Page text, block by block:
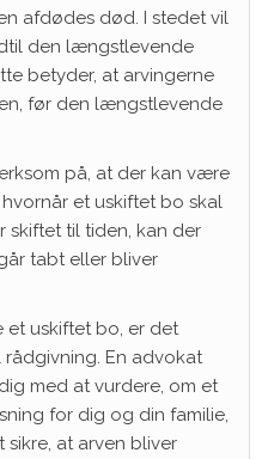
afdødes død. I stedet vil
den længstlevende
betyder, at arvingerne
før den længstlevende
på, at der kan være
et uskiftet bo skal
skiftet til tiden, kan der
tabt eller bliver
et uskiftet bo, er det
En advokat
med at vurdere, om et
for dig og din familie,
at arven bliver